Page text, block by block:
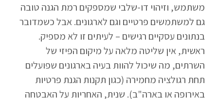
משתמש, וזיהוי דו-שלבי שמספקים רמת הגנה טובה
גם למשתמשים פרטיים וגם לארגונים. אבל כשמדובר
בנתונים עסקיים רגישים – לעיתים זו לא מספיק.
ראשית, אין שליטה מלאה על מיקום הפיזי של
השרתים, מה שיכול להוות בעיה בארגונים שפועלים
תחת רגולציה מחמירה (כגון תקנות הגנת פרטיות
באירופה או בארה"ב). שנית, האחריות על האבטחה